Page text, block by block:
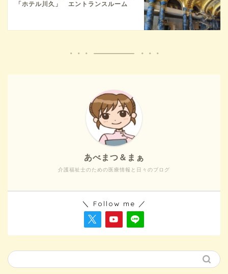
「ホテル川久」 エントランスルーム
介護福祉士のための医療情報と日々のブログ
あべまつ＆まぁ
＼ Follow me ／